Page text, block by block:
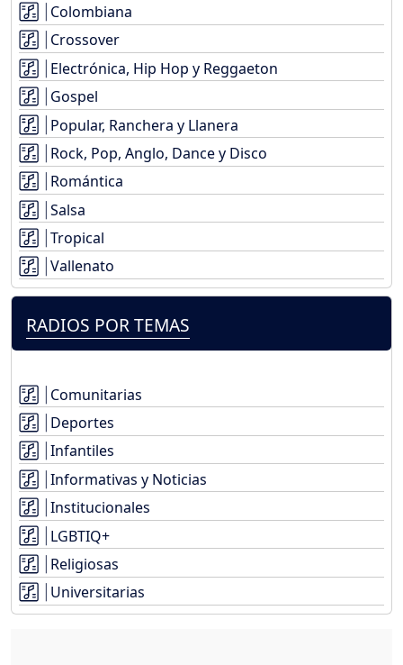
Colombiana
Crossover
Electrónica, Hip Hop y Reggaeton
Gospel
Popular, Ranchera y Llanera
Rock, Pop, Anglo, Dance y Disco
Romántica
Salsa
Tropical
Vallenato
RADIOS POR TEMAS
Comunitarias
Deportes
Infantiles
Informativas y Noticias
Institucionales
LGBTIQ+
Religiosas
Universitarias